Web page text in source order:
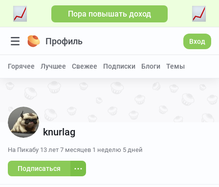
Пора повышать доход
Профиль Вход
Горячее Лучшее Свежее Подписки Блоги Темы
knurlag
На Пикабу 13 лет 7 месяцев 1 неделю 5 дней
Подписаться